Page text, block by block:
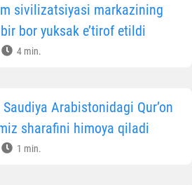
sivilizatsiyasi markazining
bor yuksak e’tirof etildi
4 min.
Arabistonidagi Qur’on
sharafini himoya qiladi
1 min.